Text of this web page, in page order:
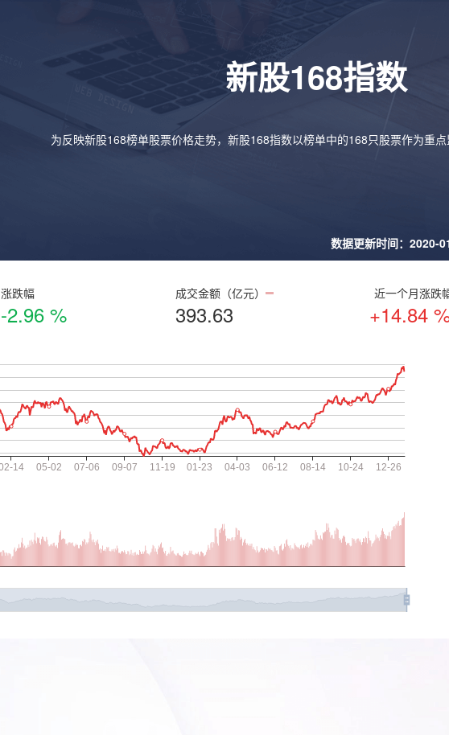
新股168指数
为反映新股168榜单股票价格走势，新股168指数以榜单中的168只股票作为重点
数据更新时间：2020-
涨跌幅
-2.96 %
成交金额（亿元）
393.63
近一个月涨跌
+14.84